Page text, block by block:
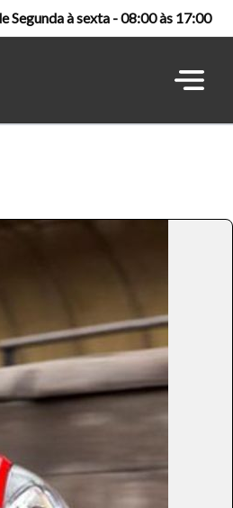
Segunda à sexta - 08:00 às 17:00